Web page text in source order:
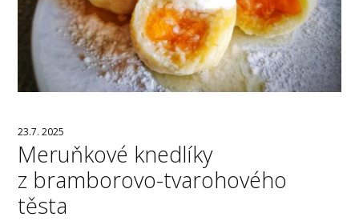
23.7. 2025
Meruňkové knedlíky
z bramborovo-tvarohového
těsta